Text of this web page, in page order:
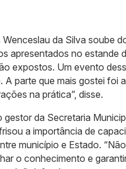
da Silva soube
apresentados no estande
expostos. Um evento
parte que mais gostei foi
na prática”, disse.
da Secretaria
a importância de
município e Estado.
o conhecimento e